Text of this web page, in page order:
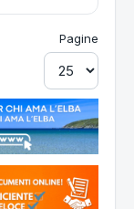
Pagine